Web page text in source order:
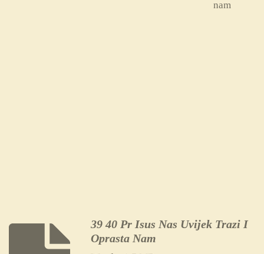
nam
39 40 Pr Isus Nas Uvijek Trazi I
Oprasta Nam